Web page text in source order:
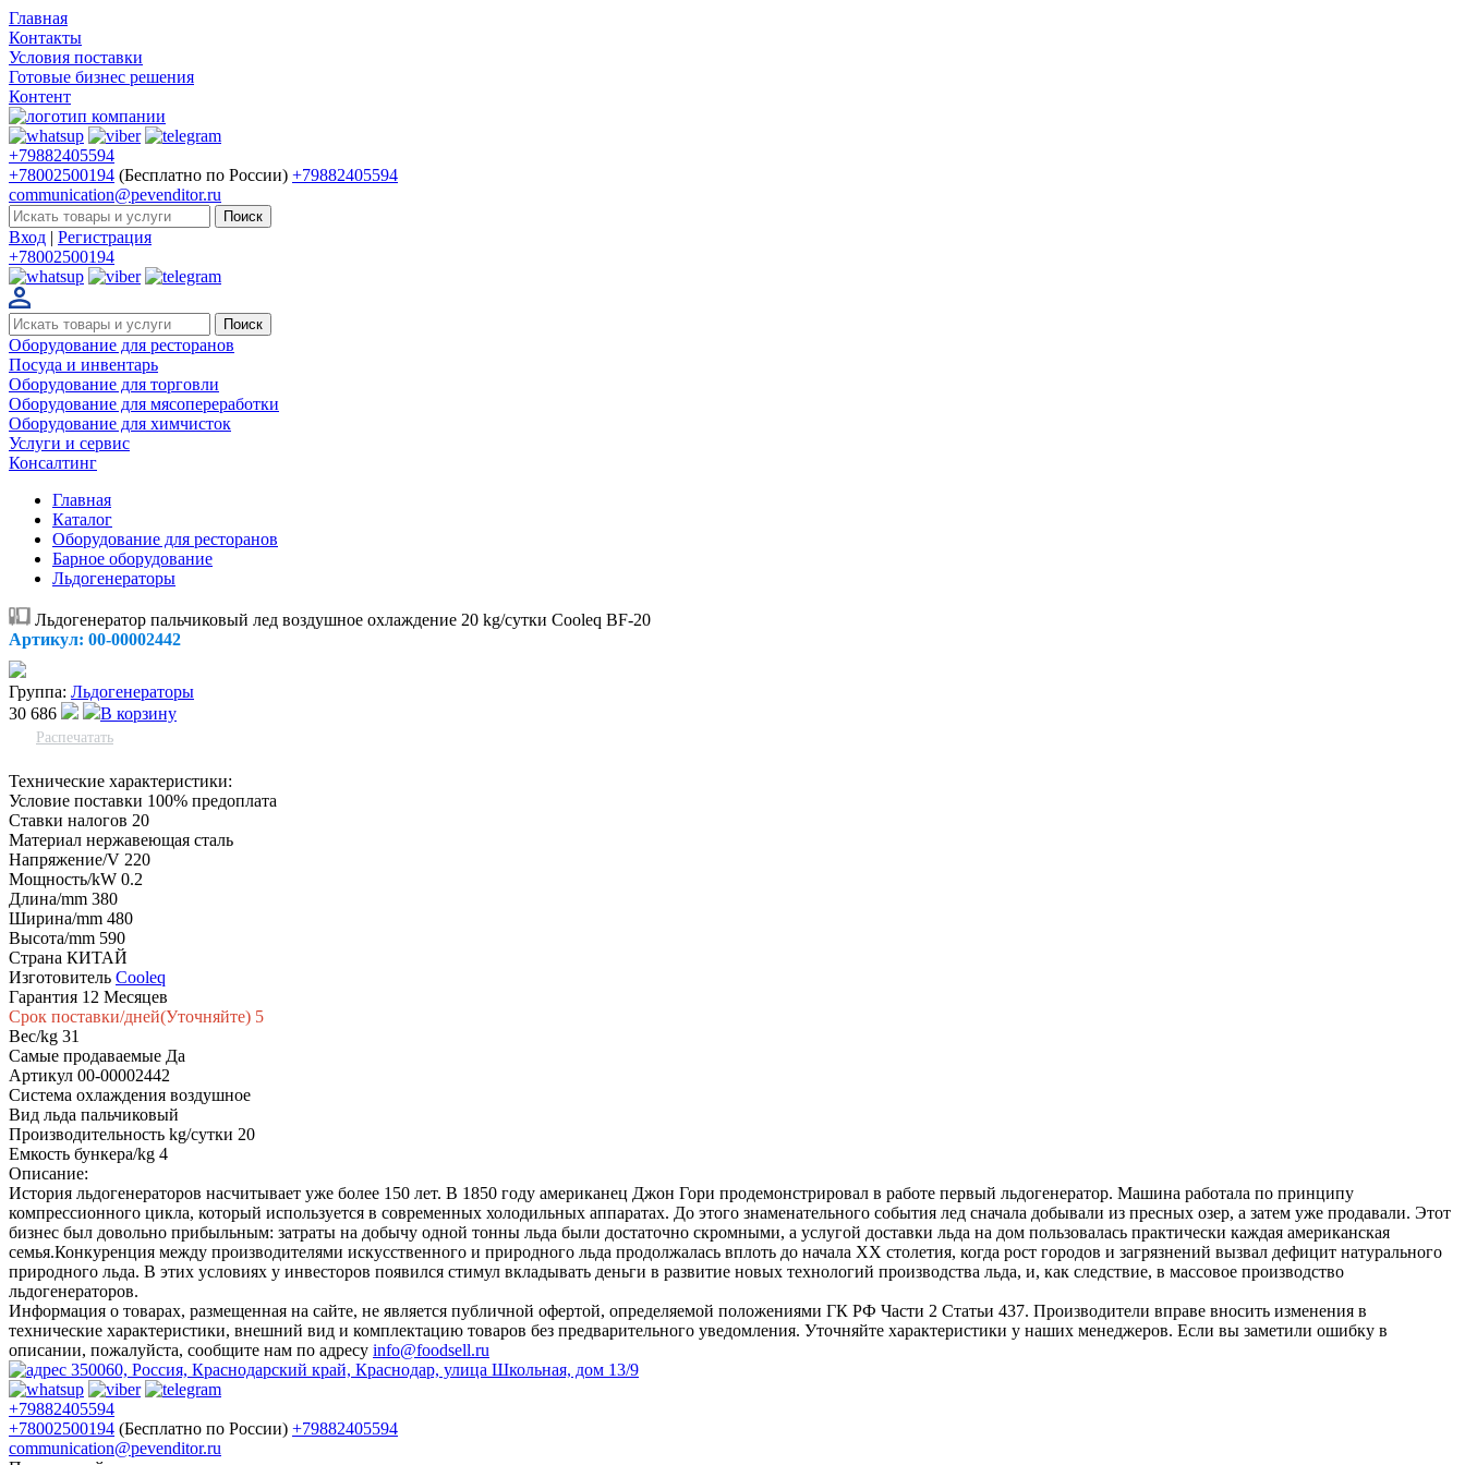
Главная
Контакты
Условия поставки
Готовые бизнес решения
Контент
+79882405594
+78002500194 (Бесплатно по России) +79882405594
communication@pevenditor.ru
Вход | Регистрация
+78002500194
Оборудование для ресторанов
Посуда и инвентарь
Оборудование для торговли
Оборудование для мясопереработки
Оборудование для химчисток
Услуги и сервис
Консалтинг
Главная
Каталог
Оборудование для ресторанов
Барное оборудование
Льдогенераторы
Льдогенератор пальчиковый лед воздушное охлаждение 20 kg/сутки Cooleq BF-20
Артикул: 00-00002442
Группа: Льдогенераторы
30 686
В корзину
Распечатать
Технические характеристики:
Условие поставки 100% предоплата
Ставки налогов 20
Материал нержавеющая сталь
Напряжение/V 220
Мощность/kW 0.2
Длина/mm 380
Ширина/mm 480
Высота/mm 590
Страна КИТАЙ
Изготовитель Cooleq
Гарантия 12 Месяцев
Срок поставки/дней(Уточняйте) 5
Вес/kg 31
Самые продаваемые Да
Артикул 00-00002442
Система охлаждения воздушное
Вид льда пальчиковый
Производительность kg/сутки 20
Емкость бункера/kg 4
Описание:
История льдогенераторов насчитывает уже более 150 лет. В 1850 году американец Джон Гори продемонстрировал в работе первый льдогенератор. Машина работала по принципу
компрессионного цикла, который используется в современных холодильных аппаратах. До этого знаменательного события лед сначала добывали из пресных озер, а затем уже продавали. Этот
бизнес был довольно прибыльным: затраты на добычу одной тонны льда были достаточно скромными, а услугой доставки льда на дом пользовалась практически каждая американская
семья.Конкуренция между производителями искусственного и природного льда продолжалась вплоть до начала XX столетия, когда рост городов и загрязнений вызвал дефицит натурального
природного льда. В этих условиях у инвесторов появился стимул вкладывать деньги в развитие новых технологий производства льда, и, как следствие, в массовое производство
льдогенераторов.
Информация о товарах, размещенная на сайте, не является публичной офертой, определяемой положениями ГК РФ Части 2 Статьи 437. Производители вправе вносить изменения в
технические характеристики, внешний вид и комплектацию товаров без предварительного уведомления. Уточняйте характеристики у наших менеджеров. Если вы заметили ошибку в
описании, пожалуйста, сообщите нам по адресу info@foodsell.ru
350060, Россия, Краснодарский край, Краснодар, улица Школьная, дом 13/9
+79882405594
+78002500194 (Бесплатно по России) +79882405594
communication@pevenditor.ru